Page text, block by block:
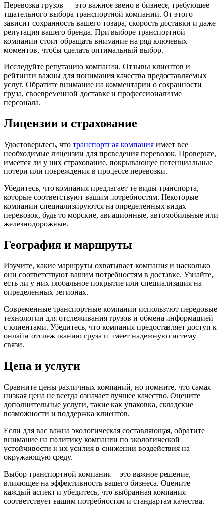
Перевозка грузов — это важное звено в бизнесе, требующее
тщательного выбора транспортной компании. От этого
зависит сохранность вашего товара, скорость доставки и даже
репутация вашего бренда. При выборе транспортной
компании стоит обращать внимание на ряд ключевых
моментов, чтобы сделать оптимальный выбор.
Исследуйте репутацию компании. Отзывы клиентов и
рейтинги важны для понимания качества предоставляемых
услуг. Обратите внимание на комментарии о сохранности
груза, своевременной доставке и профессионализме
персонала.
Лицензии и страхование
Удостоверьтесь, что транспортная компания имеет все
необходимые лицензии для проведения перевозок. Проверьте,
имеется ли у них страхование, покрывающее потенциальные
потери или повреждения в процессе перевозки.
Убедитесь, что компания предлагает те виды транспорта,
которые соответствуют вашим потребностям. Некоторые
компании специализируются на определенных видах
перевозок, будь то морские, авиационные, автомобильные или
железнодорожные.
География и маршруты
Изучите, какие маршруты охватывает компания и насколько
они соответствуют вашим потребностям в доставке. Узнайте,
есть ли у них глобальное покрытие или специализация на
определенных регионах.
Современные транспортные компании используют передовые
технологии для отслеживания грузов и обмена информацией
с клиентами. Убедитесь, что компания предоставляет доступ к
онлайн-отслеживанию груза и имеет надежную систему
связи.
Цена и услуги
Сравните цены различных компаний, но помните, что самая
низкая цена не всегда означает лучшее качество. Оцените
дополнительные услуги, такие как упаковка, складские
возможности и поддержка клиентов.
Если для вас важна экологическая составляющая, обратите
внимание на политику компании по экологической
устойчивости и их усилия в снижении воздействия на
окружающую среду.
Выбор транспортной компании – это важное решение,
влияющее на эффективность вашего бизнеса. Оцените
каждый аспект и убедитесь, что выбранная компания
соответствует вашим потребностям и стандартам качества.